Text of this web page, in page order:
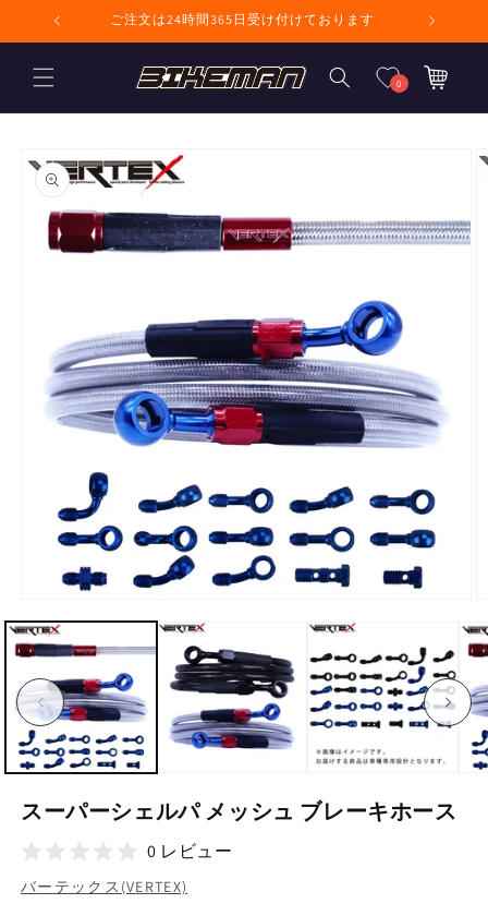
コンテンツに進ご注文は24時間365日受け付けております
0
カ
ー
商品情報にスキ
ー
ダ
で
メ
デ
ィ
ア
を
開
く
スーパーシェルパ メッシュ ブレーキホース
0 レビュー
バーテックス(VERTEX)